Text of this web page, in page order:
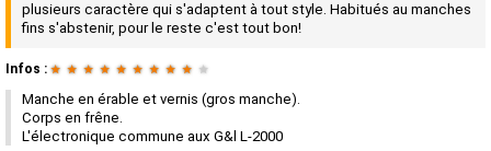
plusieurs caractère qui s'adaptent à tout style. Habitués au manches
fins s'abstenir, pour le reste c'est tout bon!
Infos : ★ ★ ★ ★ ★ ★ ★ ★ ★ ★
Manche en érable et vernis (gros manche).
Corps en frêne.
L'électronique commune aux G&l L-2000